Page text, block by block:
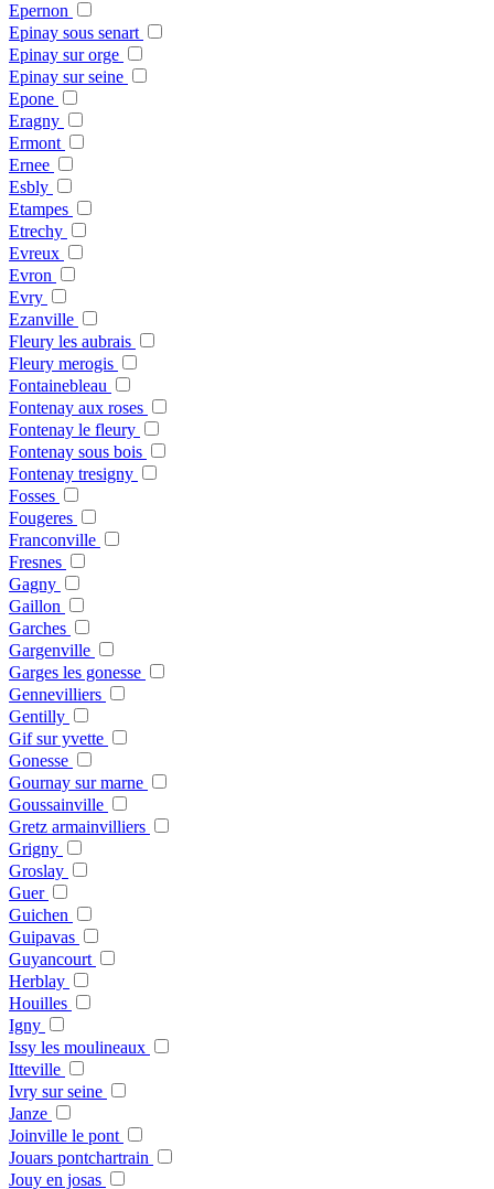
Epernon
Epinay sous senart
Epinay sur orge
Epinay sur seine
Epone
Eragny
Ermont
Ernee
Esbly
Etampes
Etrechy
Evreux
Evron
Evry
Ezanville
Fleury les aubrais
Fleury merogis
Fontainebleau
Fontenay aux roses
Fontenay le fleury
Fontenay sous bois
Fontenay tresigny
Fosses
Fougeres
Franconville
Fresnes
Gagny
Gaillon
Garches
Gargenville
Garges les gonesse
Gennevilliers
Gentilly
Gif sur yvette
Gonesse
Gournay sur marne
Goussainville
Gretz armainvilliers
Grigny
Groslay
Guer
Guichen
Guipavas
Guyancourt
Herblay
Houilles
Igny
Issy les moulineaux
Itteville
Ivry sur seine
Janze
Joinville le pont
Jouars pontchartrain
Jouy en josas